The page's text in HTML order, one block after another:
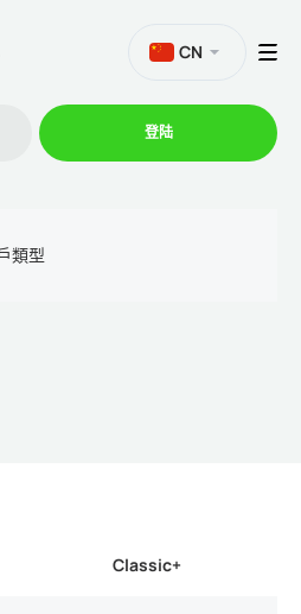
CN
登陆
類型
Classic+